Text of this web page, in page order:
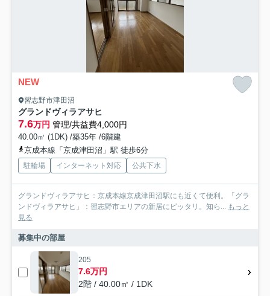
NEW
習志野市津田沼
グランドヴィラアサヒ
7.6万円 管理/共益費4,000円
40.00㎡ (1DK) /築35年 /6階建
京成本線「京成津田沼」駅 徒歩6分
駐輪場 インターネット対応 公共下水
グランドヴィラアサヒ：京成本線京成津田沼駅にも近くて便利。「グラ
ンドヴィラアサヒ」：習志野市エリアの新居にピッタリ。知ら... もっと
見る
募集中の部屋
205
7.6万円
2階 / 40.00㎡ / 1DK